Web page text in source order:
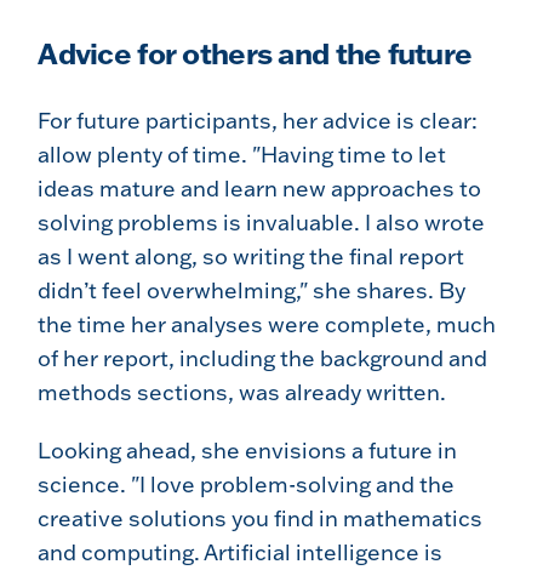
Advice for others and the future
For future participants, her advice is clear:
allow plenty of time. "Having time to let
ideas mature and learn new approaches to
solving problems is invaluable. I also wrote
as I went along, so writing the final report
didn’t feel overwhelming," she shares. By
the time her analyses were complete, much
of her report, including the background and
methods sections, was already written.
Looking ahead, she envisions a future in
science. "I love problem-solving and the
creative solutions you find in mathematics
and computing. Artificial intelligence is